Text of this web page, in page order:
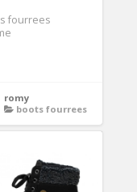
fourrees
romy
boots fourrees